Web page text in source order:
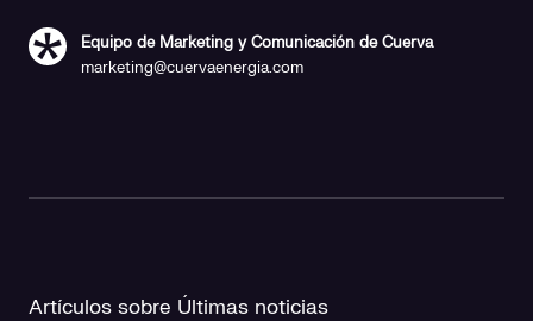
Equipo de Marketing y Comunicación de Cuerva
marketing@cuervaenergia.com
Artículos sobre Últimas noticias